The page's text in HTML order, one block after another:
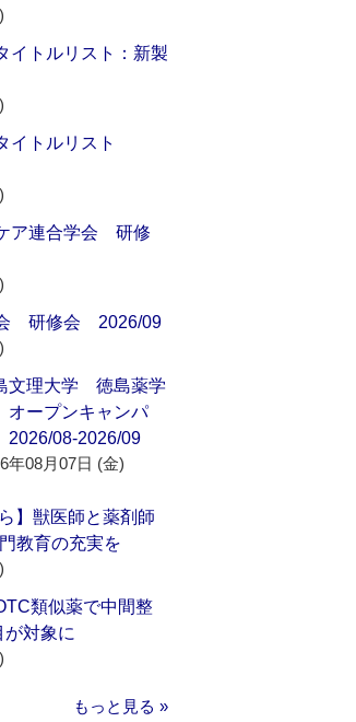
イトルリスト：新製
イトルリスト
ア連合学会 研修
研修会 2026/09
文理大学 徳島薬学
ープンキャンパ
08-2026/09
年08月07日 (金)
】獣医師と薬剤師
教育の充実を
類似薬で中間整
が対象に
もっと見る »